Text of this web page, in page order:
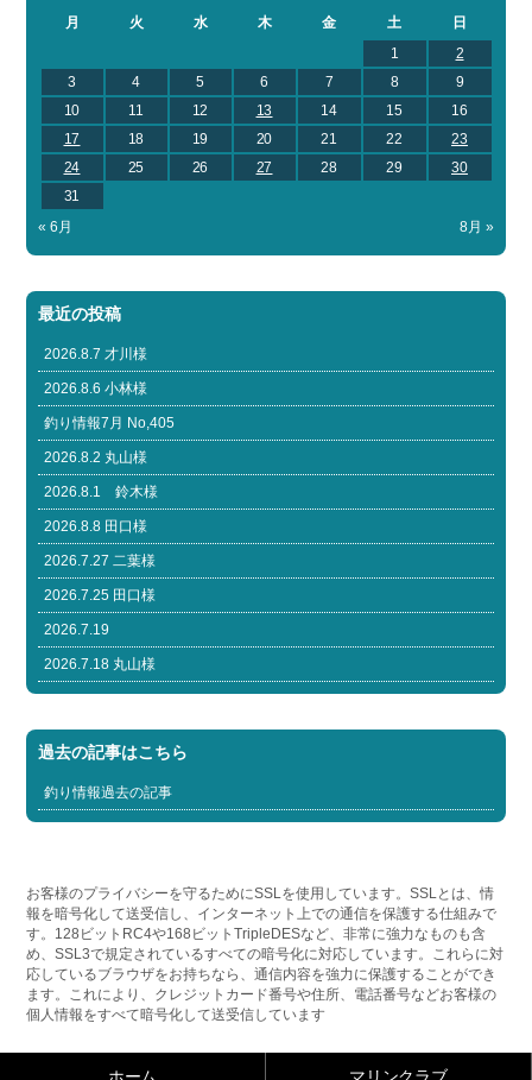
月
火 水 木 金 土
日
1
2
3
4 5 6 7 8
9
10
11 12 13 14 15
16
17
18 19 20 21 22
23
24
25 26 27 28 29
30
31
« 6月
8月 »
最近の投稿
2026.8.7 才川様
2026.8.6 小林様
釣り情報7月 No,405
2026.8.2 丸山様
2026.8.1 鈴木様
2026.8.8 田口様
2026.7.27 二葉様
2026.7.25 田口様
2026.7.19
2026.7.18 丸山様
過去の記事はこちら
釣り情報過去の記事
お客様のプライバシーを守るためにSSLを使用しています。SSLとは、情
報を暗号化して送受信し、インターネット上での通信を保護する仕組みで
す。128ビットRC4や168ビットTripleDESなど、非常に強力なものも含
め、SSL3で規定されているすべての暗号化に対応しています。これらに対
応しているブラウザをお持ちなら、通信内容を強力に保護することができ
ます。これにより、クレジットカード番号や住所、電話番号などお客様の
個人情報をすべて暗号化して送受信しています
ホーム マリンクラブ